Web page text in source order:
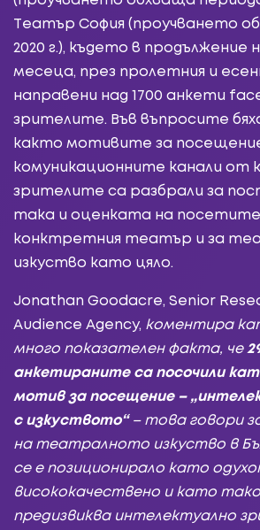
Театър София (проучването
2020 г.), където в продължение
месеца, през пролетния и
направени над 1700 анкети
зрителите. Във въпросите
както мотивите за
комуникационните канали от
зрителите са разбрали за
така и оценката на
конктретния театър и за
изкуство като цяло.
Jonathan Goodacre, Senior
Audience Agency, коментира
много показателен факта, че
анкетираните са посочили
мотив за посещение –
с изкуството“– това говори
на театралното изкуство в
се е позиционирало като
висококачествено и като
предизвиква интелектуално